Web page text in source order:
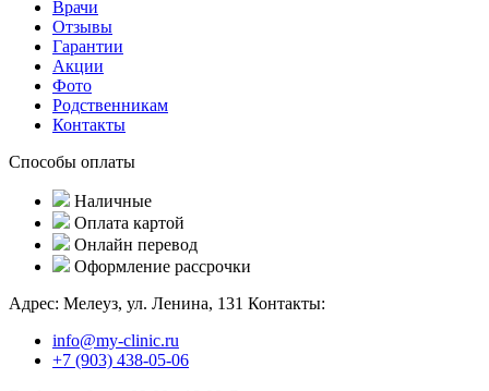
Врачи
Отзывы
Гарантии
Акции
Фото
Родственникам
Контакты
Способы оплаты
Наличные
Оплата картой
Онлайн перевод
Оформление рассрочки
Адрес: Мелеуз, ул. Ленина, 131 Контакты:
info@my-clinic.ru
+7 (903) 438-05-06